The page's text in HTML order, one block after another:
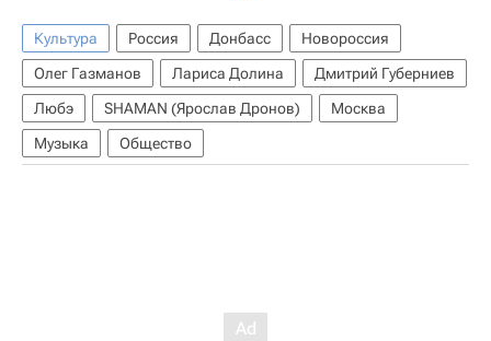
Культура Россия Донбасс
Новороссия
Олег Газманов
Лариса Долина
Дмитрий Губерниев
Любэ
SHAMAN (Ярослав Дронов)
Москва
Музыка
Общество